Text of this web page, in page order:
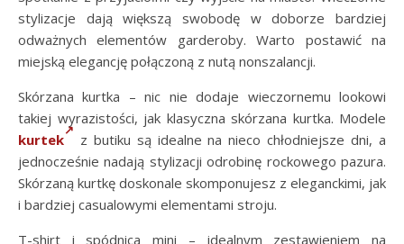
stylizacje dają większą swobodę w doborze bardziej
odważnych elementów garderoby. Warto postawić na
miejską elegancję połączoną z nutą nonszalancji.
Skórzana kurtka – nic nie dodaje wieczornemu lookowi
takiej wyrazistości, jak klasyczna skórzana kurtka. Modele
kurtek
z butiku są idealne na nieco chłodniejsze dni, a
jednocześnie nadają stylizacji odrobinę rockowego pazura.
Skórzaną kurtkę doskonale skomponujesz z eleganckimi, jak
i bardziej casualowymi elementami stroju.
T-shirt i spódnica mini – idealnym zestawieniem na